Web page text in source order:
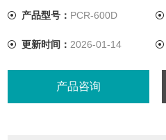
产品型号： PCR-600D
更新时间： 2026-01-14
产品咨询